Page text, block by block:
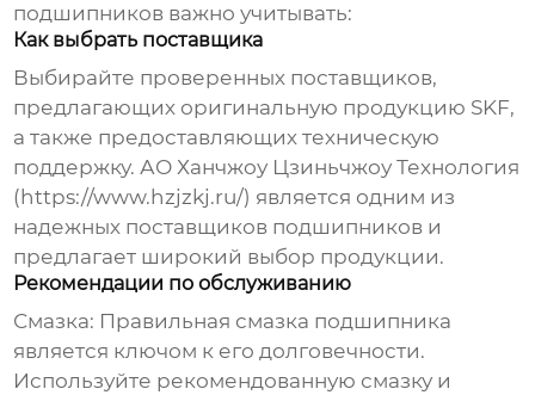
подшипников важно учитывать:
Как выбрать поставщика
Выбирайте проверенных поставщиков,
предлагающих оригинальную продукцию SKF,
а также предоставляющих техническую
поддержку.АО Ханчжоу Цзиньчжоу Технология
( https://www.hzjzkj.ru/) является одним из
надежных поставщиков подшипников и
предлагает широкий выбор продукции.
Рекомендации по обслуживанию
Смазка: Правильная смазка подшипника
является ключом к его долговечности.
Используйте рекомендованную смазку и